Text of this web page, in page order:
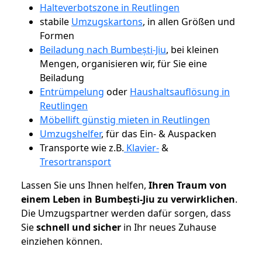
Halteverbotszone in Reutlingen
stabile Umzugskartons, in allen Größen und
Formen
Beiladung nach Bumbești-Jiu, bei kleinen
Mengen, organisieren wir, für Sie eine
Beiladung
Entrümpelung oder Haushaltsauflösung in
Reutlingen
Möbellift günstig mieten in Reutlingen
Umzugshelfer, für das Ein- & Auspacken
Transporte wie z.B. Klavier-&
Tresortransport
Lassen Sie uns Ihnen helfen, Ihren Traum von
einem Leben in Bumbești-Jiu zu verwirklichen.
Die Umzugspartner werden dafür sorgen, dass
Sieschnell und sicher in Ihr neues Zuhause
einziehen können.